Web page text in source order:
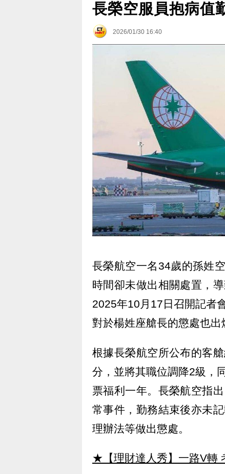
長榮空服員抱病值
2026/01/30 16:40
長榮航空一名34歲的孫姓
時間卻未做出相關處置，
2025年10月17日召開記者
對於楊姓座艙長的懲處也出
根據長榮航空所公布的客
分，並將其職位調降2級，
票福利一年。長榮航空指
常事件，勤務結束後亦未
理辦法等做出懲處。
★【理財達人秀】一路V轉